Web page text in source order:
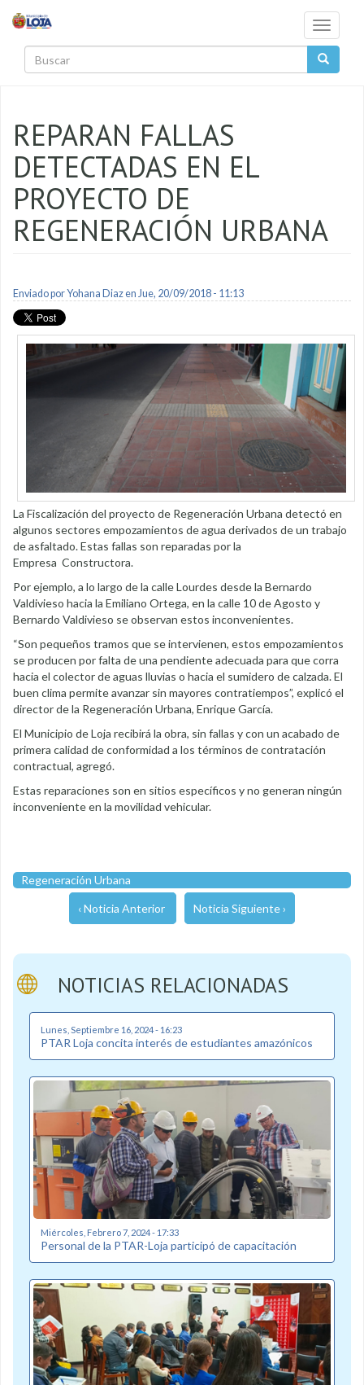
Toggle
REPARAN FALLAS
DETECTADAS EN EL
PROYECTO DE
REGENERACIÓN URBANA
Enviado porYohana Diazen Jue, 20/09/2018 - 11:13
La Fiscalización del proyecto de Regeneración Urbana detectó en
algunos sectores empozamientos de agua derivados de un trabajo
de asfaltado. Estas fallas son reparadas por la
Empresa Constructora.
Por ejemplo, a lo largo de la calle Lourdes desde la Bernardo
Valdivieso hacia la Emiliano Ortega, en la calle 10 de Agosto y
Bernardo Valdivieso se observan estos inconvenientes.
“Son pequeños tramos que se intervienen, estos empozamientos
se producen por falta de una pendiente adecuada para que corra
hacia el colector de aguas lluvias o hacia el sumidero de calzada. El
buen clima permite avanzar sin mayores contratiempos”, explicó el
director de la Regeneración Urbana, Enrique García.
El Municipio de Loja recibirá la obra, sin fallas y con un acabado de
primera calidad de conformidad a los términos de contratación
contractual, agregó.
Estas reparaciones son en sitios específicos y no generan ningún
inconveniente en la movilidad vehicular.
Regeneración Urbana
‹ Noticia Anterior Noticia Siguiente ›
NOTICIAS RELACIONADAS
Lunes, Septiembre 16, 2024 - 16:23
PTAR Loja concita interés de estudiantes amazónicos
Miércoles, Febrero 7, 2024 - 17:33
Personal de la PTAR-Loja participó de capacitación